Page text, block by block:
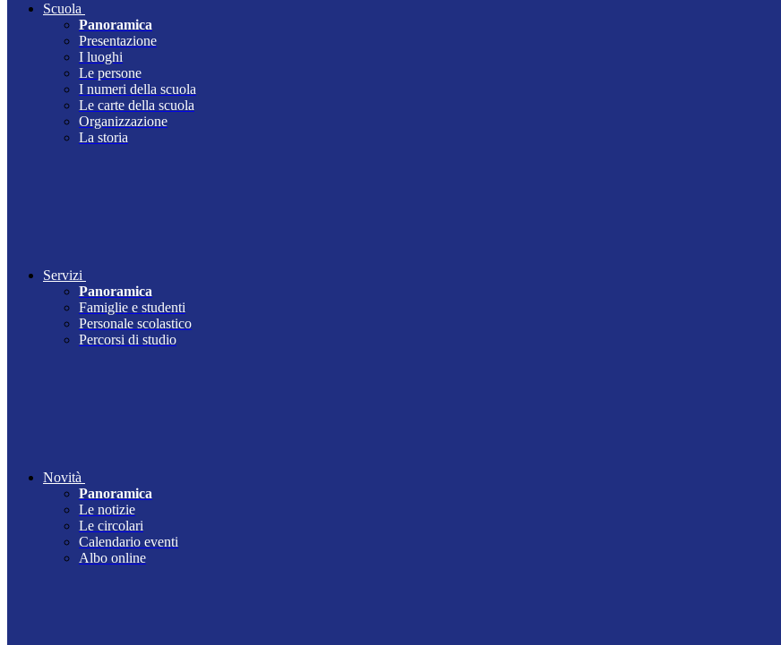
Scuola
Panoramica
Presentazione
I luoghi
Le persone
I numeri della scuola
Le carte della scuola
Organizzazione
La storia
Servizi
Panoramica
Famiglie e studenti
Personale scolastico
Percorsi di studio
Novità
Panoramica
Le notizie
Le circolari
Calendario eventi
Albo online